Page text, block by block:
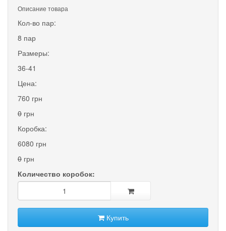
Описание товара
Кол-во пар:
8 пар
Размеры:
36-41
Цена:
760 грн
0 грн
Коробка:
6080 грн
0 грн
Количество коробок:
Купить